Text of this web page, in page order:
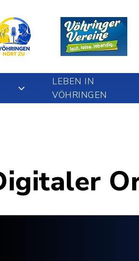
LEBEN IN
VÖHRINGEN